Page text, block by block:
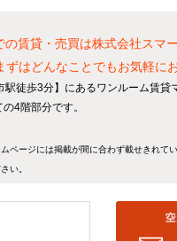
賃貸・売買は株式会社スマ
はどんなことでもお気軽に
徒歩3分】にあるワンルーム賃貸
4階部分です。
ージには掲載が間に合わず載せきれてい
い。